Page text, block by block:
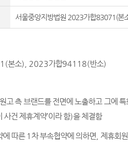
서울중앙지방법원 2023가합83071(
본소), 2023가합94118(반소)
원고 측 브랜드를 전면에 노출하고 그에
사건 제휴계약’이라 함)을 체결함
에 따른 1 차 부속협약에 의하면 제휴회